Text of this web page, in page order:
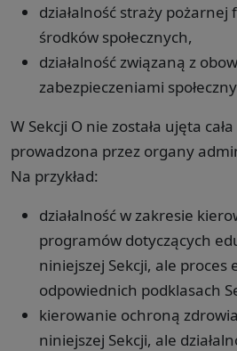
działalność straży pożarnej
środków społecznych,
działalność związaną z
zabezpieczeniami
W Sekcji O nie została ujęta
prowadzona przez organy
Na przykład:
działalność w zakresie
programów dotyczących
niniejszej Sekcji, ale proces
odpowiednich podklasach
kierowanie ochroną
niniejszej Sekcji, ale